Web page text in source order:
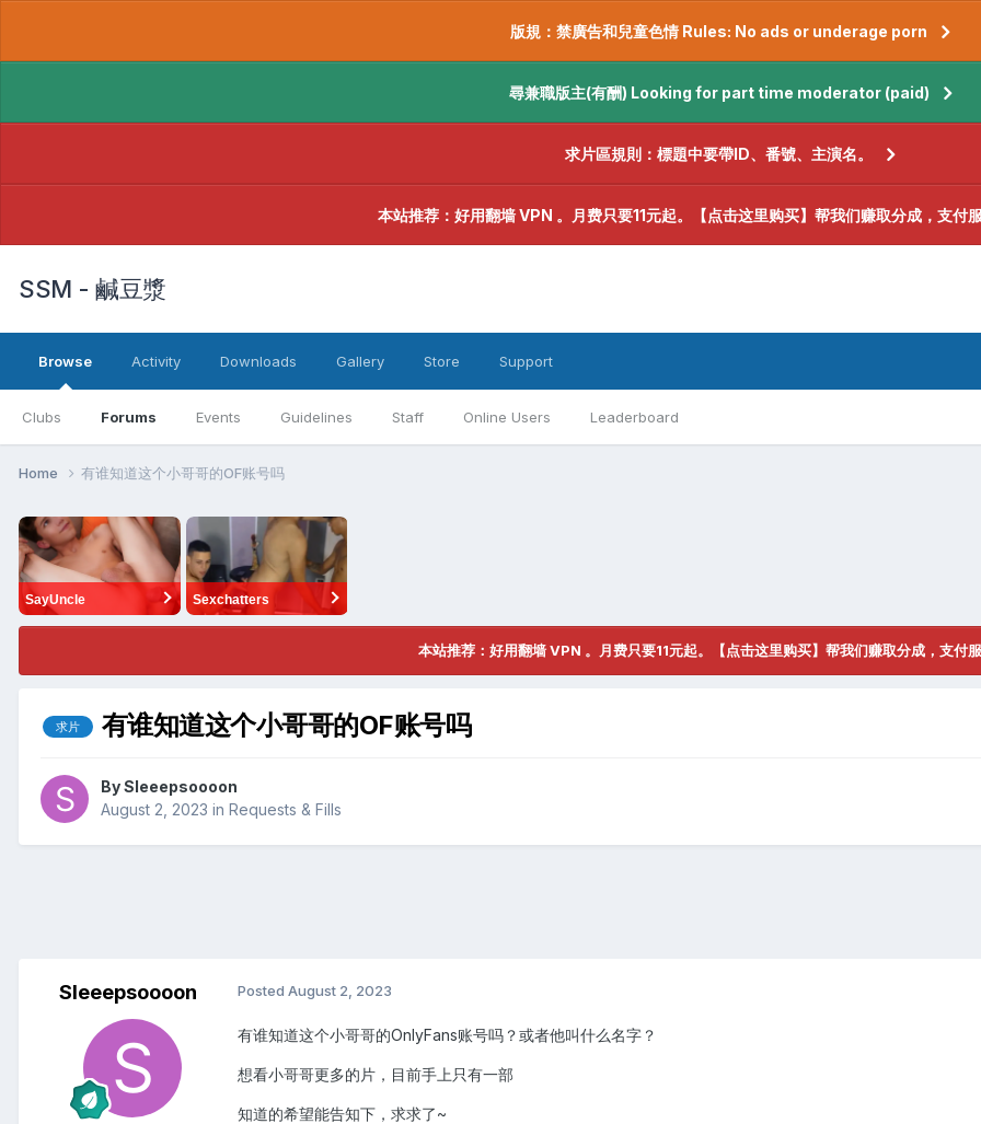
版規：禁廣告和兒童色情 Rules: No ads or underage porn
尋兼職版主(有酬) Looking for part time moderator (paid)
求片區規則：標題中要帶ID、番號、主演名。
本站推荐：好用翻墙 VPN 。月费只要11元起。【点击这里购买】帮我们赚取分成，支付
SSM - 鹹豆漿
Browse
Clubs Forums Events Guidelines Staff Online Users Leaderboard
Activity Downloads Gallery Store Support
Home 有谁知道这个小哥哥的OF账号吗
SayUncle Sexchatters
本站推荐：好用翻墙 VPN 。月费只要11元起。【点击这里购买】帮我们赚取分成，支付
求片 有谁知道这个小哥哥的OF账号吗
BySleeepsoooon
August 2, 2023 in Requests & Fills
Sleeepsoooon Posted August 2, 2023
有谁知道这个小哥哥的OnlyFans账号吗？或者他叫什么名字？
想看小哥哥更多的片，目前手上只有一部
知道的希望能告知下，求求了~